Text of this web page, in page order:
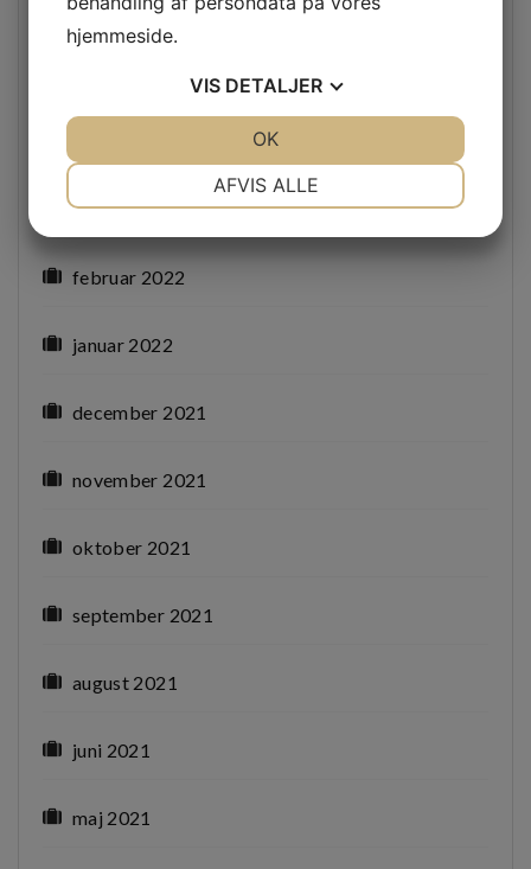
august 2022
marts 2022
februar 2022
januar 2022
december 2021
november 2021
oktober 2021
september 2021
august 2021
juni 2021
maj 2021
hjemmeside.
VIS DETALJER
AFVIS ALLE
OK